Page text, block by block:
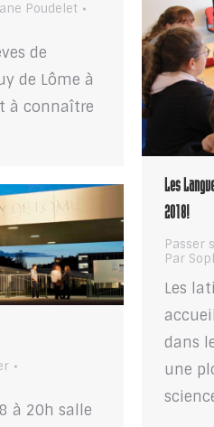
Poudelet
de
de Lôme à
à connaître
Les
2018!
Passer
Par
Les
dans
une
à 20h salle